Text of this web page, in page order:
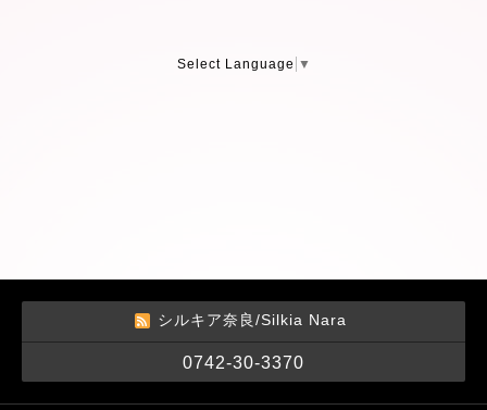
Select Language ▼
シルキア奈良/Silkia Nara
0742-30-3370